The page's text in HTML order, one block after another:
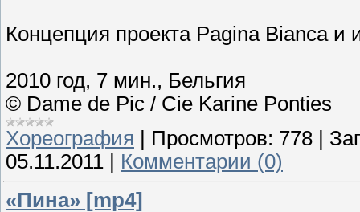
Концепция проекта Pagina Bianca и
2010 год, 7 мин., Бельгия
© Dame de Pic / Cie Karine Ponties
Хореография
Просмотров: 778
05.11.2011
Комментарии (0)
«Пина» [mp4]